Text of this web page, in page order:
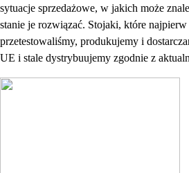
sytuacje sprzedażowe, w jakich może
stanie je rozwiązać. Stojaki, które najpierw
przetestowaliśmy, produkujemy i
UE i stale dystrybuujemy zgodnie z